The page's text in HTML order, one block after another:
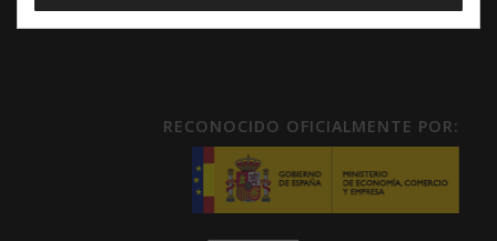
RECONOCIDO OFICIALMENTE POR: